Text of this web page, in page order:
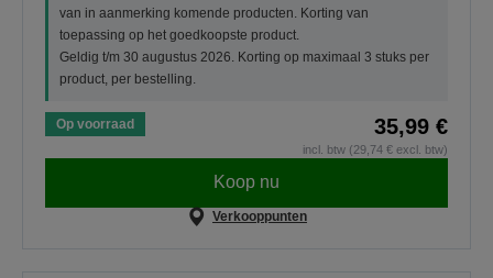
van in aanmerking komende producten. Korting van
toepassing op het goedkoopste product.
Geldig t/m 30 augustus 2026. Korting op maximaal 3 stuks per
product, per bestelling.
Op voorraad 35,99 €
incl. btw (29,74 € excl. btw)
Koop nu
Verkooppunten